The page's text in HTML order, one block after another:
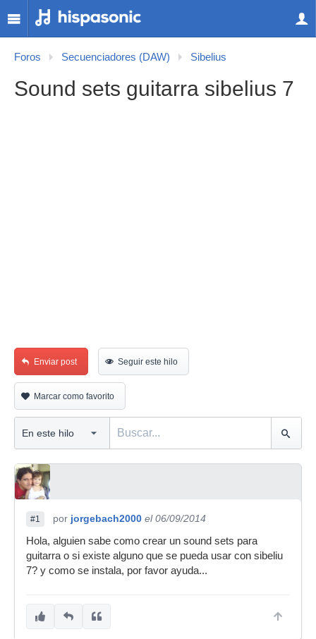
Foros Secuenciadores (DAW) Sibelius
Sound sets guitarra sibelius 7
Enviar post Seguir este hilo
Marcar como favorito
#1 por jorgebach2000 el 06/09/2014
Hola, alguien sabe como crear un sound sets para
guitarra o si existe alguno que se pueda usar con sibeliu
7? y como se instala, por favor ayuda...